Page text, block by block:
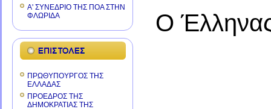
Α' ΣΥΝΕΔΡΙΟ ΤΗΣ ΠΟΑ ΣΤΗΝ
ΦΛΩΡΙΔΑ
ΠΡΩΘΥΠΟΥΡΓΟΣ ΤΗΣ
ΕΛΛΑΔΑΣ
ΠΡΟΕΔΡΟΣ ΤΗΣ
ΔΗΜΟΚΡΑΤΙΑΣ ΤΗΣ
Ο Έλληνας